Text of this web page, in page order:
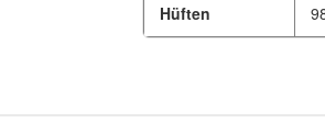
Hüften